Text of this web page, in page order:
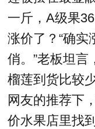
一斤，A级果
涨价了？“确实
俏。”老板坦言
榴莲到货比较
网友的推荐下
价水果店里找